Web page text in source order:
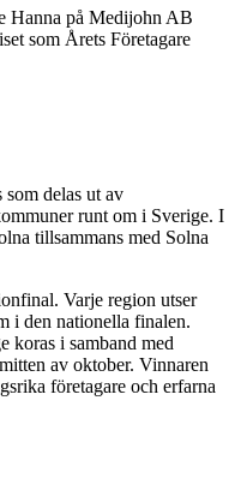
Hanna på Medijohn AB
som Årets Företagare
delas ut av
runt om i Sverige. I
tillsammans med Solna
Varje region utser
i den nationella finalen.
koras i samband med
av oktober. Vinnaren
företagare och erfarna